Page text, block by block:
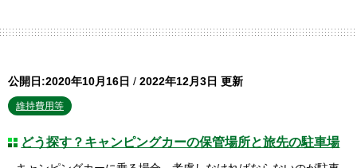
公開日:2020年10月16日 / 2022年12月3日 更新
維持費用等
どう探す？キャンピングカーの保管場所と旅先の駐車場